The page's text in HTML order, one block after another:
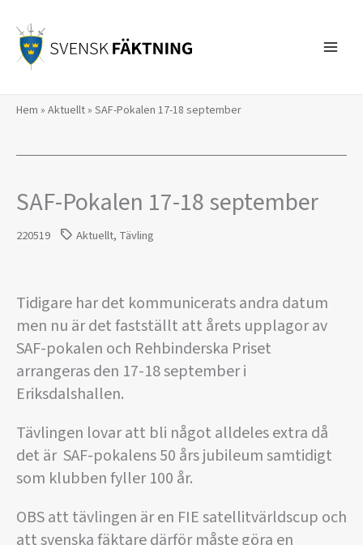
innehåll
Hem » Aktuellt» SAF-Pokalen 17-18 september
SAF-Pokalen 17-18 september
220519 Aktuellt, Tävling
Tidigare har det kommunicerats andra datum
men nu är det fastställt att årets upplagor av
SAF-pokalen och Rehbinderska Priset
arrangeras den 17-18 september i
Eriksdalshallen.
Tävlingen lovar att bli något alldeles extra då
det är SAF-pokalens 50 års jubileum samtidigt
som klubben fyller 100 år.
OBS att tävlingen är en FIE satellitvärldscup och